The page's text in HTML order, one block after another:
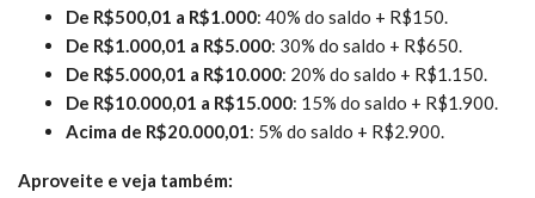
De R$500,01 a R$1.000: 40% do saldo + R$150.
De R$1.000,01 a R$5.000: 30% do saldo + R$650.
De R$5.000,01 a R$10.000: 20% do saldo + R$1.150.
De R$10.000,01 a R$15.000: 15% do saldo + R$1.900.
Acima de R$20.000,01: 5% do saldo + R$2.900.
Aproveite e veja também: